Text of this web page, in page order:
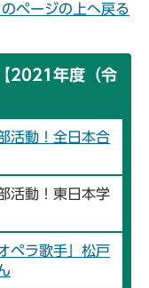
のページの上へ戻る
2021年度（令
活動！全日本合
活動！東日本学
ペラ歌手」松戸